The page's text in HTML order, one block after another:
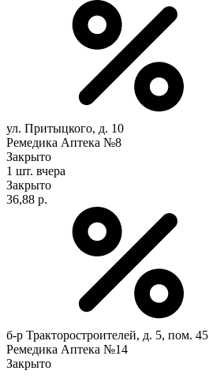
ул. Притыцкого, д. 10
Ремедика Аптека №8
Закрыто
1 шт. вчера
Закрыто
36,88 р.
б-р Тракторостроителей, д. 5, пом. 45
Ремедика Аптека №14
Закрыто